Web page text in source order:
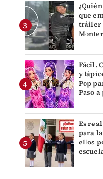
que
tráiler
Fácil.
y
Pop
Paso a
Es
para la
ellos